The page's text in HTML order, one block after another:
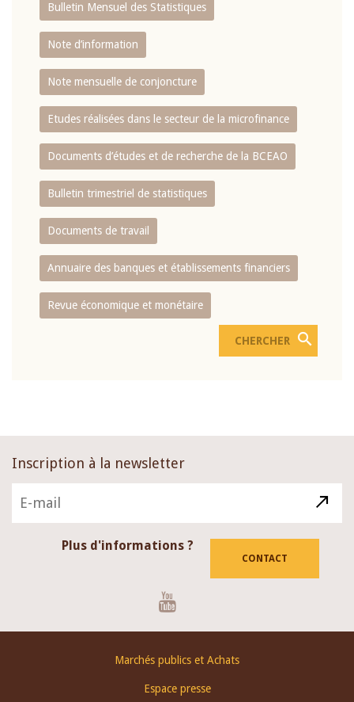
Bulletin Mensuel des Statistiques
Note d’information
Note mensuelle de conjoncture
Etudes réalisées dans le secteur de la microfinance
Documents d’études et de recherche de la BCEAO
Bulletin trimestriel de statistiques
Documents de travail
Annuaire des banques et établissements financiers
Revue économique et monétaire
Inscription à la newsletter
Plus d'informations ?
CONTACT
Marchés publics et Achats
Espace presse